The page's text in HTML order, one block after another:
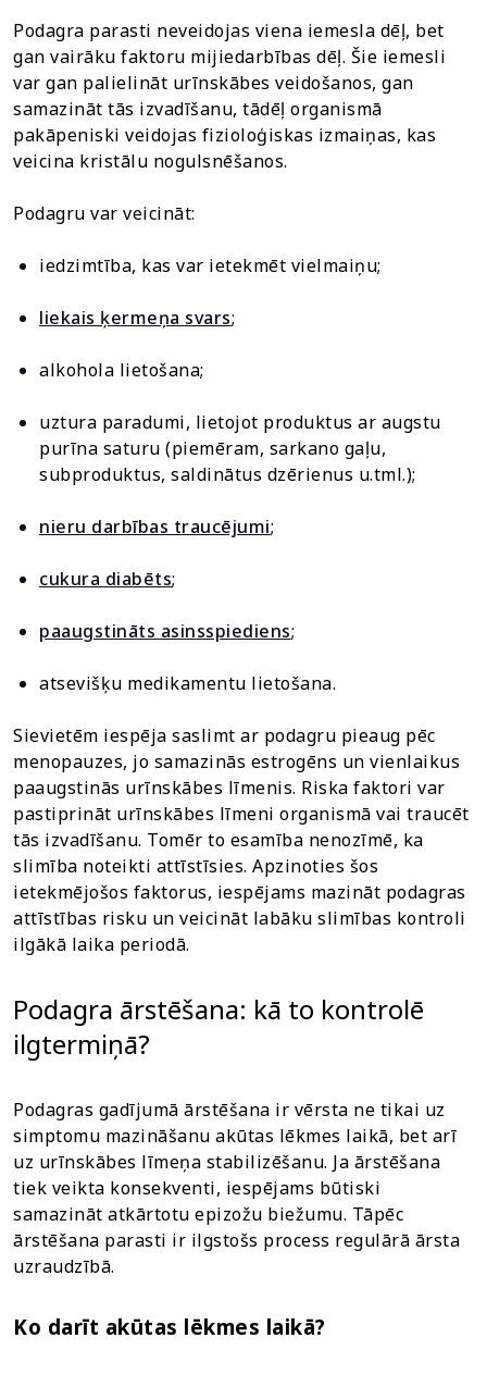
Podagra parasti neveidojas viena iemesla dēļ, bet
gan vairāku faktoru mijiedarbības dēļ. Šie iemesli
var gan palielināt urīnskābes veidošanos, gan
samazināt tās izvadīšanu, tādēļ organismā
pakāpeniski veidojas fizioloģiskas izmaiņas, kas
veicina kristālu nogulsnēšanos.
Podagru var veicināt:
iedzimtība, kas var ietekmēt vielmaiņu;
liekais ķermeņa svars;
alkohola lietošana;
uztura paradumi, lietojot produktus ar augstu
purīna saturu (piemēram, sarkano gaļu,
subproduktus, saldinātus dzērienus u.tml.);
nieru darbības traucējumi;
cukura diabēts;
paaugstināts asinsspiediens;
atsevišķu medikamentu lietošana.
Sievietēm iespēja saslimt ar podagru pieaug pēc
menopauzes, jo samazinās estrogēns un vienlaikus
paaugstinās urīnskābes līmenis. Riska faktori var
pastiprināt urīnskābes līmeni organismā vai traucēt
tās izvadīšanu. Tomēr to esamība nenozīmē, ka
slimība noteikti attīstīsies. Apzinoties šos
ietekmējošos faktorus, iespējams mazināt podagras
attīstības risku un veicināt labāku slimības kontroli
ilgākā laika periodā.
Podagra ārstēšana: kā to kontrolē
ilgtermiņā?
Podagras gadījumā ārstēšana ir vērsta ne tikai uz
simptomu mazināšanu akūtas lēkmes laikā, bet arī
uz urīnskābes līmeņa stabilizēšanu. Ja ārstēšana
tiek veikta konsekventi, iespējams būtiski
samazināt atkārtotu epizožu biežumu. Tāpēc
ārstēšana parasti ir ilgstošs process regulārā ārsta
uzraudzībā.
Ko darīt akūtas lēkmes laikā?